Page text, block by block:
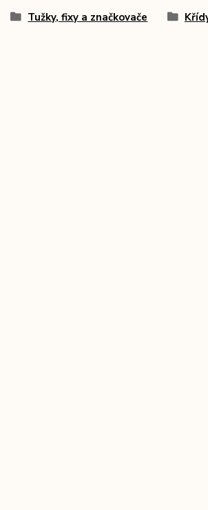
Tužky, fixy a značkovače